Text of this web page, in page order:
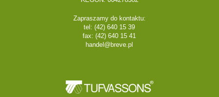
Zapraszamy do kontaktu:
tel: (42) 640 15 39
fax: (42) 640 15 41
handel@breve.pl